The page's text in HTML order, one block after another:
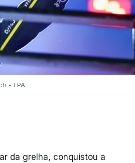
- EPA
da grelha, conquistou a